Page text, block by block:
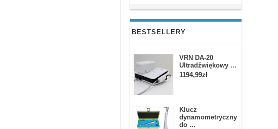
BESTSELLERY
VRN DA-20
Ultradźwiękowy ...
1194,99zł
Klucz
dynamometryczny
do ...